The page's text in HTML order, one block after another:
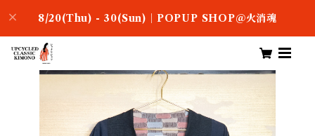
8/20(Thu) - 30(Sun)｜POPUP SHOP＠火消魂